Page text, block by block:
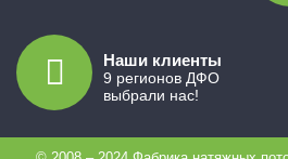
Наши клиенты
9 регионов ДФО
выбрали нас!